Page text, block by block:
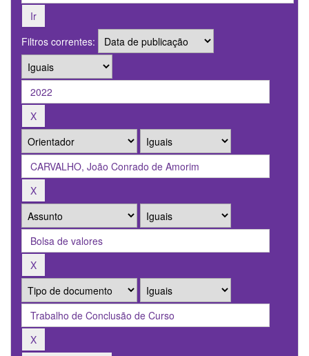
Filtros correntes: